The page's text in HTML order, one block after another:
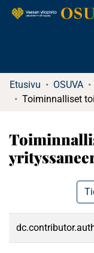
Etusivu OSUVA